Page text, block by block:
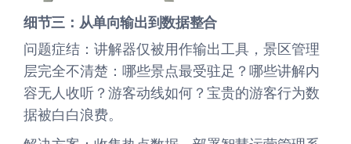
细节三：从单向输出到数据整合
问题症结：讲解器仅被用作输出工具，景区管理
层完全不清楚：哪些景点最受驻足？哪些讲解内
容无人收听？游客动线如何？宝贵的游客行为数
据被白白浪费。